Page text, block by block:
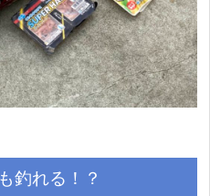
釣れる！？